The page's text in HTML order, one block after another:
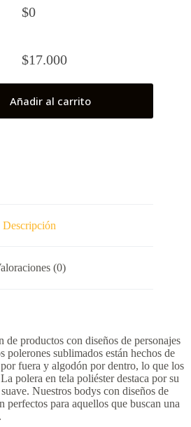
$0
$17.000
Añadir al carrito
Descripción
(0)
de productos con diseños de personajes
polerones sublimados están hechos de
fuera y algodón por dentro, lo que los
polera en tela poliéster destaca por su
Nuestros bodys con diseños de
perfectos para aquellos que buscan una